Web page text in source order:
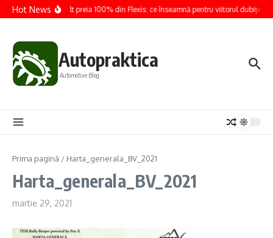
Sari la conținut
Hot NewsRenault preia 100% din Flexis: ce înseamnă pentru viitorul dubițelor
Autopraktica
Automotive Blog
Prima pagină / Harta_generala_BV_2021
Harta_generala_BV_2021
martie 29, 2021